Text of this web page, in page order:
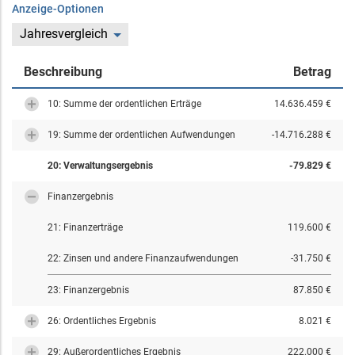
Anzeige-Optionen
Jahresvergleich
Beschreibung Betrag
10: Summe der ordentlichen Erträge 14.636.459 €
19: Summe der ordentlichen Aufwendungen -14.716.288 €
20: Verwaltungsergebnis -79.829 €
Finanzergebnis
21: Finanzerträge 119.600 €
22: Zinsen und andere Finanzaufwendungen -31.750 €
23: Finanzergebnis 87.850 €
26: Ordentliches Ergebnis 8.021 €
29: Außerordentliches Ergebnis 222.000 €